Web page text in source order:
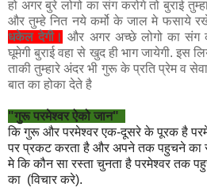
हो अगर बुरे लोगो का संग करोगे तो बुराई
और तुम्हे नित नये कर्मो के जाल मे फसाये
धकेल देगी। और अगर अच्छे लोगो का संग
घूमेगी बुराई वहा से खुद ही भाग जायेगी. इस
ताकी तुम्हारे अंदर भी गुरू के प्रति प्रेम व
बात का होका देते है
"गुरू परमेश्वर ऐको जान"
कि गुरू और परमेश्वर एक-दूसरे के पूरक है
पर प्रकट करता है और अपने तक पहुचने का
मे कि कौन सा रस्ता चुनता है परमेश्वर तक
का (विचार करे).